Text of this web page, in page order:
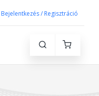
Bejelentkezés / Regisztráció